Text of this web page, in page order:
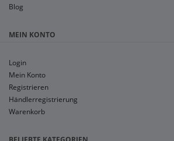
Blog
MEIN KONTO
Login
Mein Konto
Registrieren
Händlerregistrierung
Warenkorb